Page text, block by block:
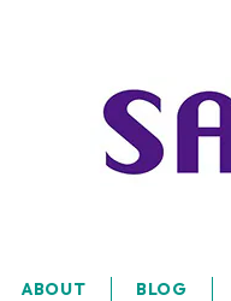
ABOUT BLOG